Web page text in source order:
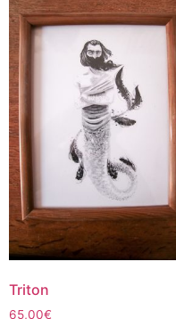
Triton
65,00€